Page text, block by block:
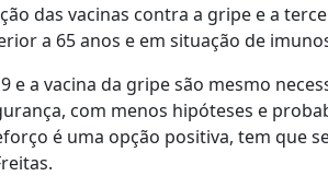
das vacinas contra a gripe e a
a 65 anos e em situação de
a vacina da gripe são mesmo
com menos hipóteses e
é uma opção positiva, tem que